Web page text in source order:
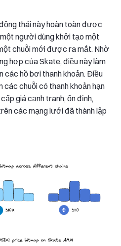
thái này hoàn toàn được
người dùng khởi tạo một
chuỗi mới được ra mắt. Nhờ
hợp của Skate, điều này làm
các hồ bơi thanh khoản. Điều
các chuỗi có thanh khoản hạn
giá cạnh tranh, ổn định,
các mạng lưới đã thành lập